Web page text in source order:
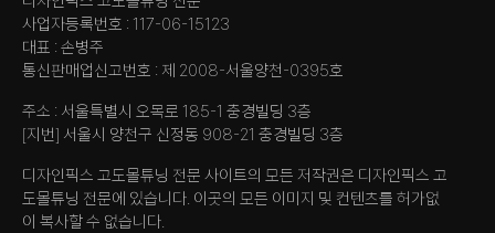
사업자등록번호 : 117-06-15123
대표 : 손병주
통신판매업신고번호 : 제 2008-서울양천-0395호
주소 : 서울특별시 오목로 185-1 충경빌딩 3층
[지번] 서울시 양천구 신정동 908-21 충경빌딩 3층
디자인픽스 고도몰튜닝 전문 사이트의 모든 저작권은 디자인픽스 고
도몰튜닝 전문에 있습니다. 이곳의 모든 이미지 및 컨텐츠를 허가없
이 복사할 수 없습니다.